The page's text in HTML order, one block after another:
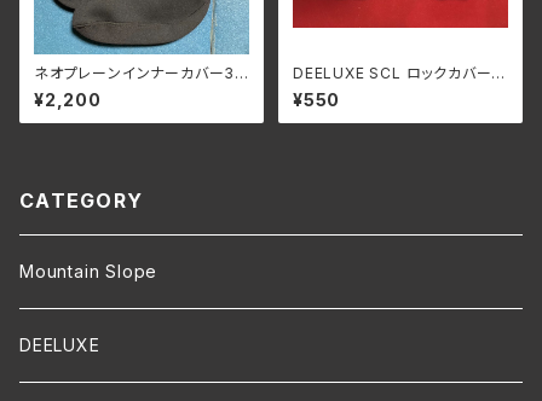
ネオプレーンインナーカバー3m
m ボリューム調整・遮熱保温・防
滴
¥2,200
DEELUXE SCL ロックカバー
¥550
CATEGORY
Mountain Slope
DEELUXE